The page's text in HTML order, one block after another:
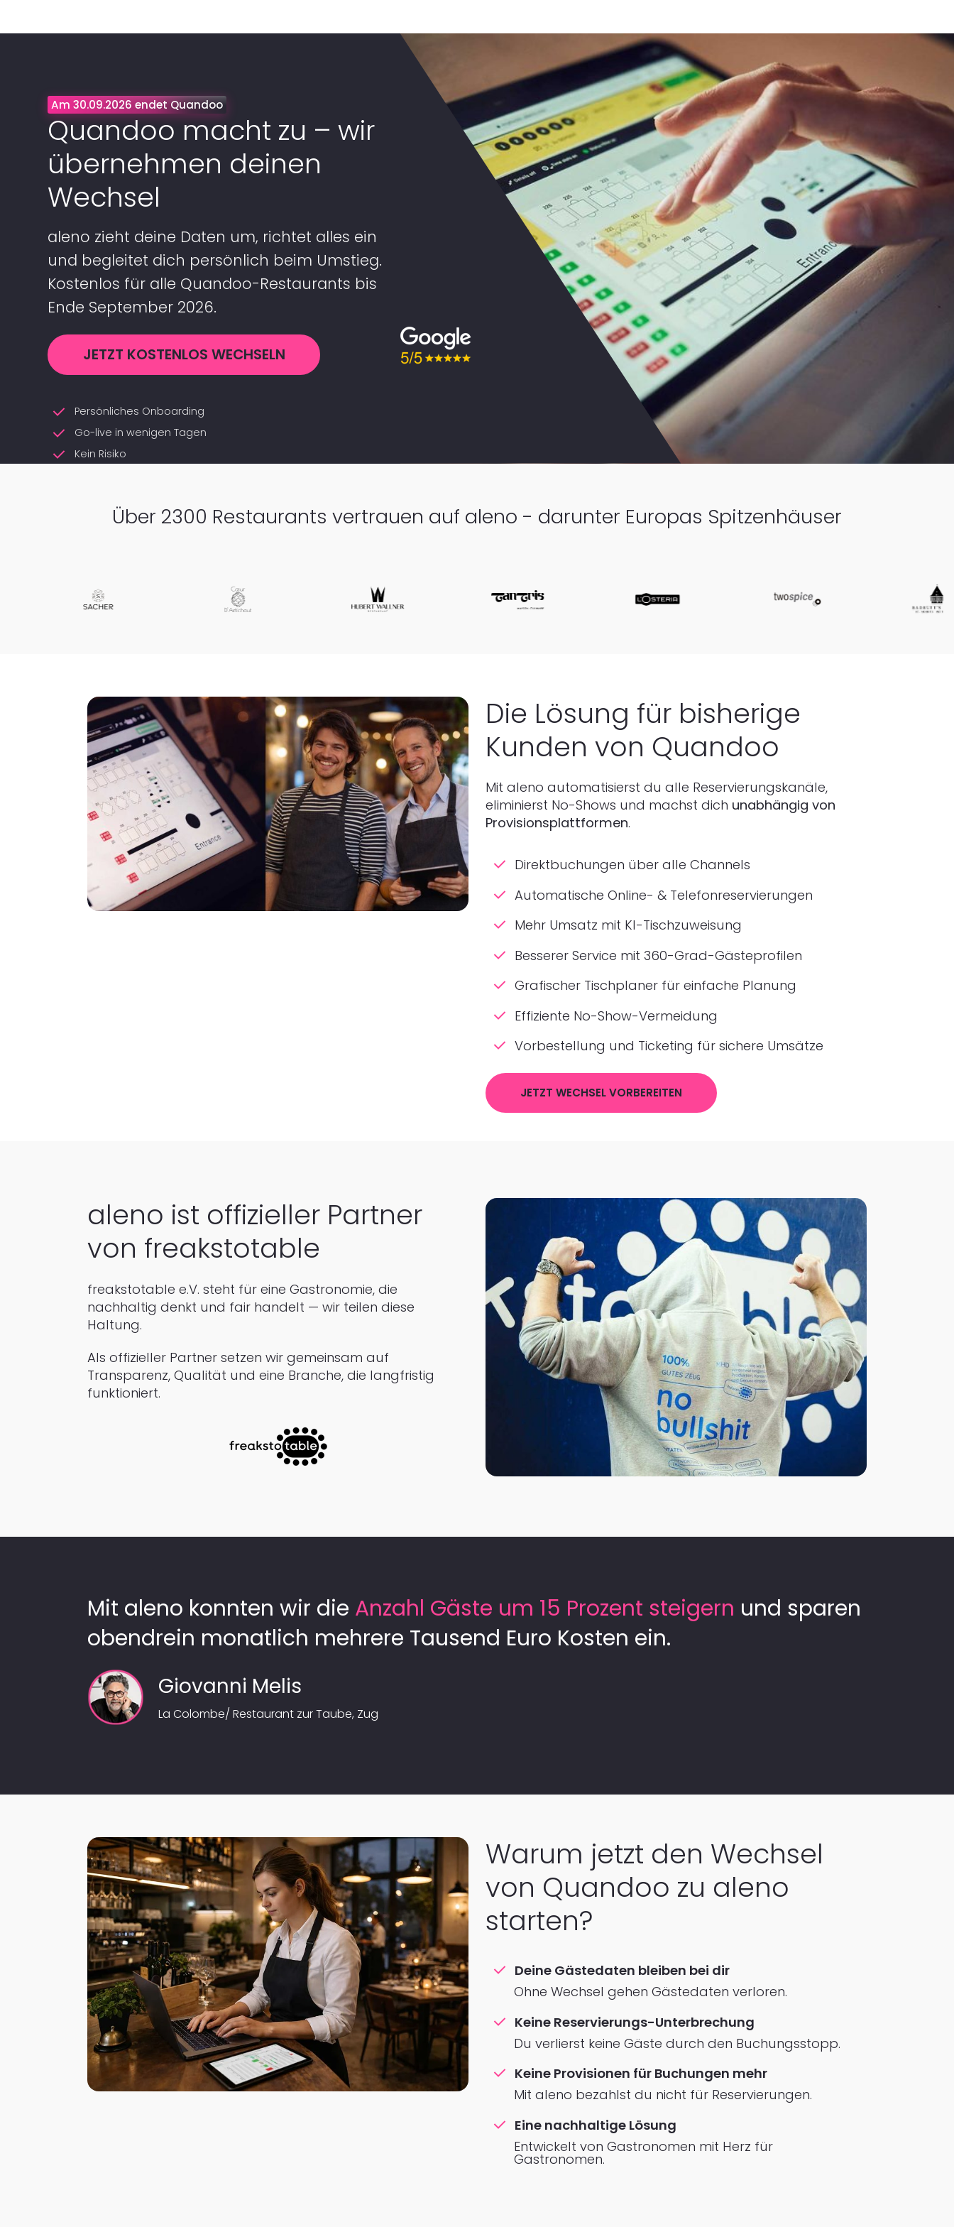
Am 30.09.2026 endet Quandoo
Quandoo macht zu – wir
übernehmen deinen
Wechsel
aleno zieht deine Daten um, richtet alles ein
und begleitet dich persönlich beim Umstieg.
Kostenlos für alle Quandoo-Restaurants bis
Ende September 2026.
JETZT KOSTENLOS WECHSELN
Persönliches Onboarding
Go-live in wenigen Tagen
Kein Risiko
Über 2300 Restaurants vertrauen auf aleno - darunter Europas Spitzenhäuser
Die Lösung für bisherige
Kunden von Quandoo
Mit aleno automatisierst du alle Reservierungskanäle,
eliminierst No-Shows und machst dich unabhängig von
Provisionsplattformen.
Direktbuchungen über alle Channels
Automatische Online- & Telefonreservierungen
Mehr Umsatz mit KI-Tischzuweisung
Besserer Service mit 360-Grad-Gästeprofilen
Grafischer Tischplaner für einfache Planung
Effiziente No-Show-Vermeidung
Vorbestellung und Ticketing für sichere Umsätze
JETZT WECHSEL VORBEREITEN
aleno ist offizieller Partner
von freakstotable
freakstotable e.V. steht für eine Gastronomie, die
nachhaltig denkt und fair handelt — wir teilen diese
Haltung.
Als offizieller Partner setzen wir gemeinsam auf
Transparenz, Qualität und eine Branche, die langfristig
funktioniert.
Mit aleno konnten wir die Anzahl Gäste um 15 Prozent steigern und sparen
obendrein monatlich mehrere Tausend Euro Kosten ein.
Giovanni Melis
La Colombe/ Restaurant zur Taube, Zug
Warum jetzt den Wechsel
von Quandoo zu aleno
starten?
Deine Gästedaten bleiben bei dir
Ohne Wechsel gehen Gästedaten verloren.
Keine Reservierungs-Unterbrechung
Du verlierst keine Gäste durch den Buchungsstopp.
Keine Provisionen für Buchungen mehr
Mit aleno bezahlst du nicht für Reservierungen.
Eine nachhaltige Lösung
Entwickelt von Gastronomen mit Herz für
Gastronomen.